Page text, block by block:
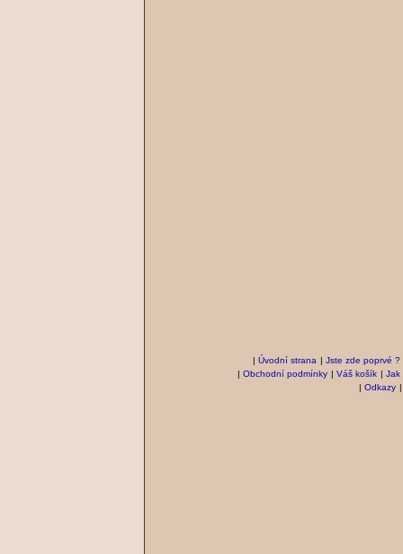
| Úvodní strana | Jste zde poprvé ?
| Obchodní podmínky | Váš košík | Jak
| Odkazy